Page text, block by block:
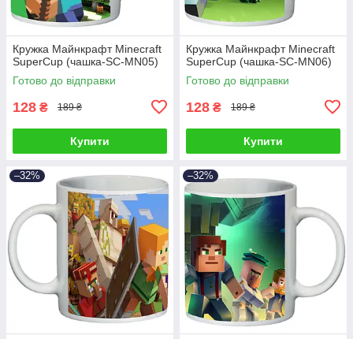
Кружка Майнкрафт Minecraft
SuperCup (чашка-SC-MN05)
Готово до відправки
128 ₴ 189 ₴
Купити
Кружка Майнкрафт Minecraft
SuperCup (чашка-SC-MN06)
Готово до відправки
128 ₴ 189 ₴
Купити
–32% –32%